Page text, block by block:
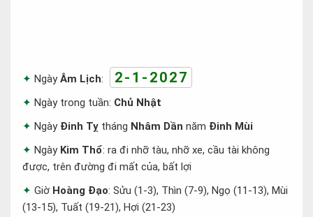
NgàyÂm Lịch: 2-1-2027
Ngày trong tuần: Chủ Nhật
Ngày Đinh Tỵ tháng Nhâm Dần năm Đinh Mùi
Ngày Kim Thổ: ra đi nhỡ tàu, nhỡ xe, cầu tài không
được, trên đường đi mất của, bất lợi
Giờ Hoàng Đạo: Sửu (1-3), Thìn (7-9), Ngọ (11-13), Mùi
(13-15), Tuất (19-21), Hợi (21-23)